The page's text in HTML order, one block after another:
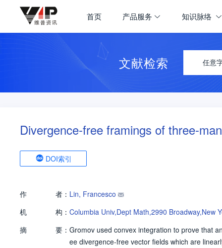
首页 产品服务 知识脉络
文献检索 任意
Divergence-free framings of three-
DOI索引
作 者： Lin, Francesco
机
构： Columbia Univ,Dept Math,2990 Broadway,New
摘
要： Gromov used convex integration to prove that
ee divergence-free vector fields which are